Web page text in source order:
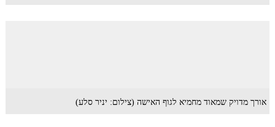
אורך מדויק שמאוד מחמיא לגוף האישה (צילום: יניר סלע)